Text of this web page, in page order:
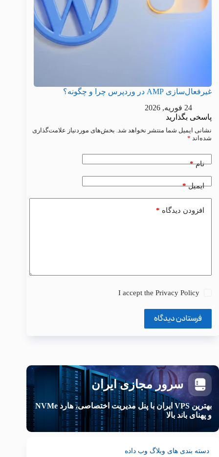
غیرفعال‌سازی AMP در وردپرس چرا و چگونه؟
24 فوریه, 2026
پاسخی بگذارید
نشانی ایمیل شما منتشر نخواهد شد. بخش‌های موردنیاز علامت‌گذاری
شده‌اند *
نام*
ایمیل*
افزودن دیدگاه *
I accept the Privacy Policy
فرستادن دیدگاه
سرور مجازی ایران
بهترین VPS ایران با پنل مدیریت اختصاصی، هارد NVMe
و پهنای باند بالا
دسته بندی های وبلاگ وب داده